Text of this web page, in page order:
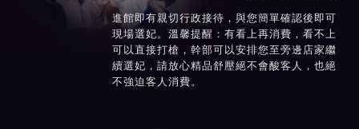
進館即有親切行政接待，與您簡單確認後即可
現場選妃。溫馨提醒：有看上再消費，看不上
可以直接打槍，幹部可以安排您至旁邊店家繼
續選妃，請放心精品舒壓絕不會酸客人，也絕
不強迫客人消費。